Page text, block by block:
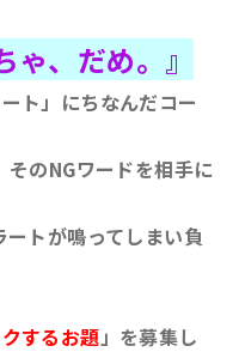
、だめ。』
ト」にちなんだコー
のNGワードを相手に
トが鳴ってしまい負
するお題」を募集し